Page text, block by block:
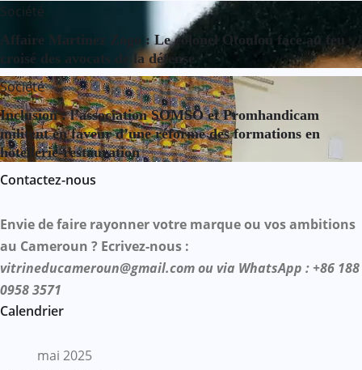
Société
Affaire Martinez Zogo : Le colonel Otoulou face au feu
croisé des avocats de la défense
Société
Inclusion : l’association SOMSO et Promhandicam
militent en faveur d’une réforme des formations en
hôtellerie-restauration
Contactez-nous
Envie de faire rayonner votre marque ou vos ambitions
au Cameroun ? Ecrivez-nous :
vitrineducameroun@gmail.com ou via WhatsApp : +86 188
0958 3571
Calendrier
mai 2025